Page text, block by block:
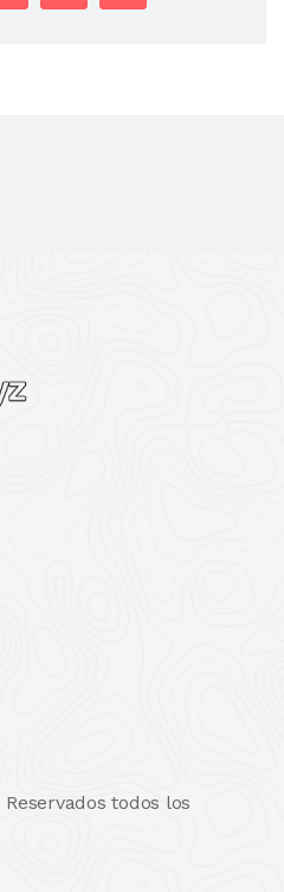
Reservados todos los